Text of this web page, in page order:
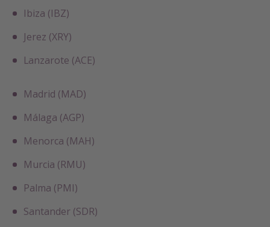
Ibiza (IBZ)
Jerez (XRY)
Lanzarote (ACE)
Madrid (MAD)
Málaga (AGP)
Menorca (MAH)
Murcia (RMU)
Palma (PMI)
Santander (SDR)